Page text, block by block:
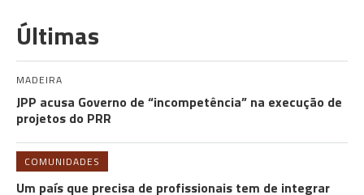
Últimas
MADEIRA
JPP acusa Governo de “incompetência” na execução de
projetos do PRR
COMUNIDADES
Um país que precisa de profissionais tem de integrar